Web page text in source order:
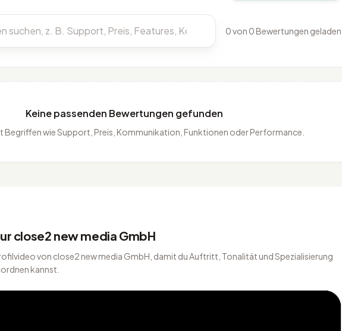
0 von 0 Bewertungen geladen
Keine passenden Bewertungen gefunden
Begriffen wie Support, Preis, Kommunikation, Funktionen oder Performance.
close2 new media GmbH
von close2 new media GmbH, damit du Auftritt, Tonalität und Spezialisierung
kannst.